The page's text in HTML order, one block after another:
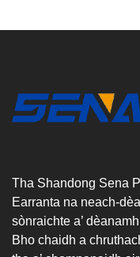
Tha Shandong Sena
Earranta na neach-
sònraichte a’
Bho chaidh a